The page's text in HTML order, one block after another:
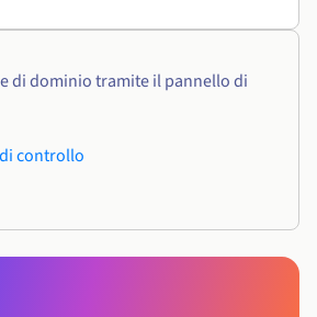
di dominio tramite il pannello di
controllo